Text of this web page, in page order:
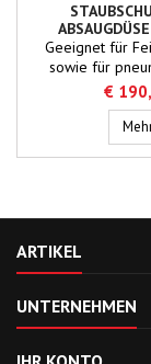
Geeignet für
sowie für
entfernt
zuverlässig und
sauberere
stabilem
eine lange
€
ARTIKEL
UNTERNEHMEN